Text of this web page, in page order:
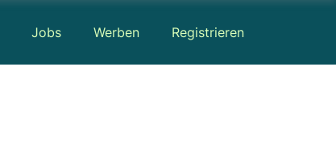
Jobs Werben Registrieren